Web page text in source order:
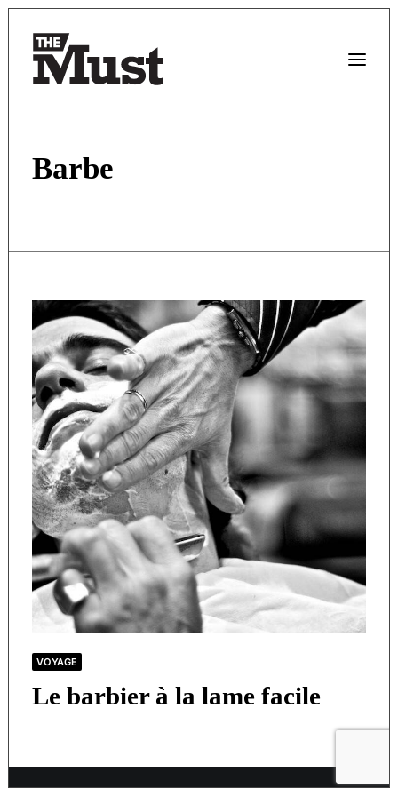
Barbe
VOYAGE
Le barbier à la lame facile